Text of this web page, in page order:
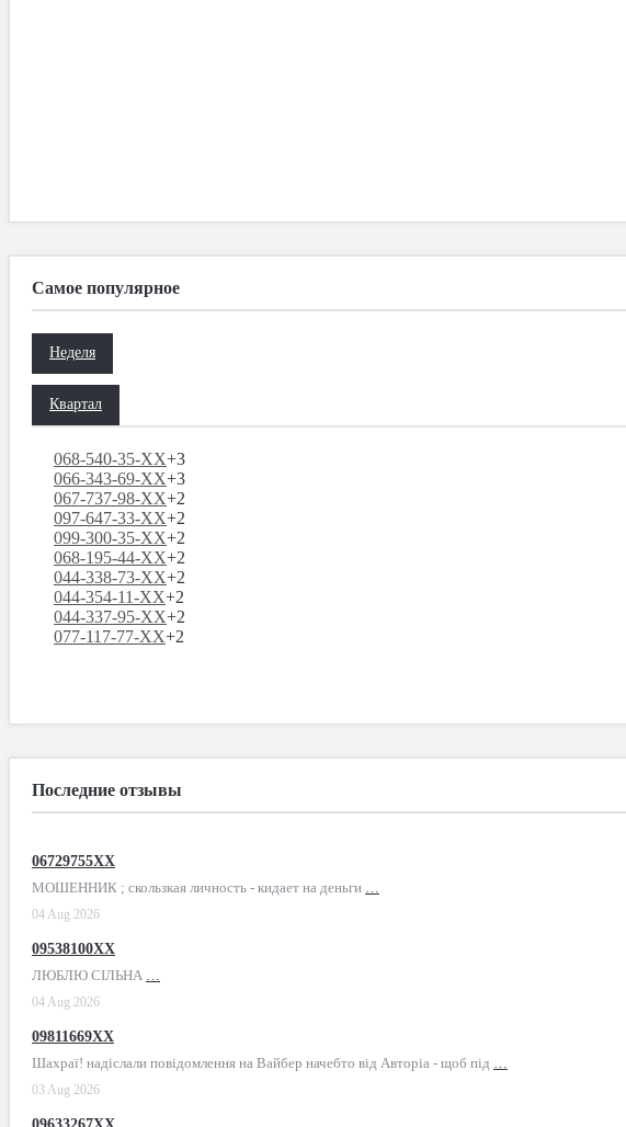
Самое популярное
Неделя
Квартал
068-540-35-XX+3
066-343-69-XX+3
067-737-98-XX+2
097-647-33-XX+2
099-300-35-XX+2
068-195-44-XX+2
044-338-73-XX+2
044-354-11-XX+2
044-337-95-XX+2
077-117-77-XX+2
Последние отзывы
06729755XX
МОШЕННИК ; скользкая личность - кидает на деньги …
04 Aug 2026
09538100XX
ЛЮБЛЮ СІЛЬНА …
04 Aug 2026
09811669XX
Шахраї! надіслали повідомлення на Вайбер начебто від Авторіа - щоб під …
03 Aug 2026